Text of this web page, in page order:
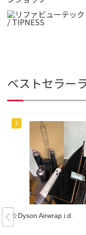
ベストセラー
☆Dyson Airwrap i.d.